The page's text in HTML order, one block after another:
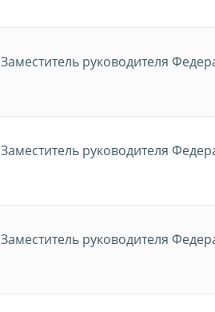
Заместитель руководителя
Заместитель руководителя
Заместитель руководителя